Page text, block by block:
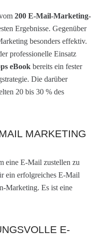
200 E-Mail-Marketing-
Ergebnisse. Gegenüber
besonders effektiv.
professionelle Einsatz
eBook bereits ein fester
Die darüber
20 bis 30 % des
MARKETING
eine E-Mail zustellen zu
ein erfolgreiches E-Mail
Marketing. Es ist eine
E-